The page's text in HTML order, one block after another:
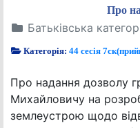
Про
Батьківська
Категорія:44 сесія
Про надання дозволу
Михайловичу на
землеустрою щодо